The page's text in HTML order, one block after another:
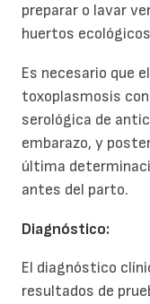
preparar o lavar
huertos
Es necesario que
toxoplasmosis
serológica de
embarazo, y
última
antes del parto.
Diagnóstico:
El diagnóstico
resultados de